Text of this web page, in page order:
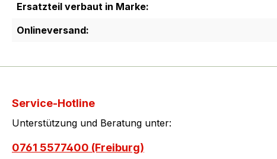
Ersatzteil verbaut in Marke:
Onlineversand:
Service-Hotline
Unterstützung und Beratung unter:
0761 5577400 (Freiburg)